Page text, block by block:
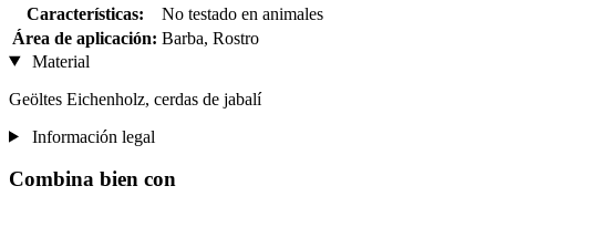
Características:
No testado en animales
Área de aplicación: Barba, Rostro
Material
Geöltes Eichenholz, cerdas de jabalí
Información legal
Combina bien con